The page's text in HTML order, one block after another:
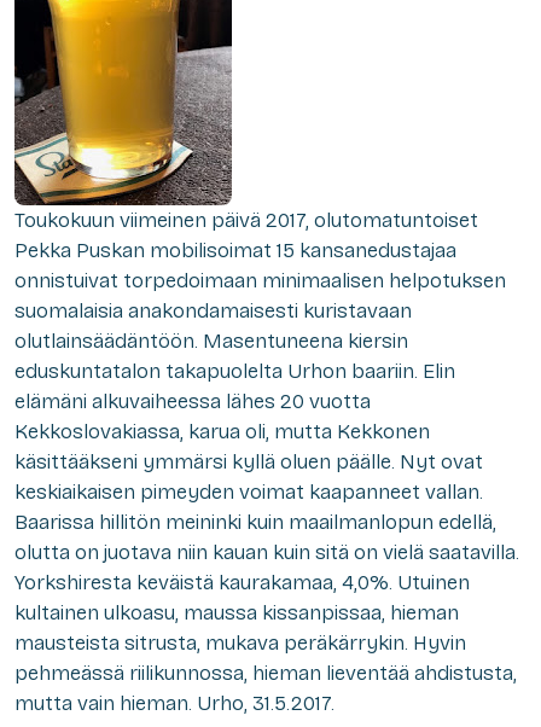
Toukokuun viimeinen päivä 2017, olutomatuntoiset
Pekka Puskan mobilisoimat 15 kansanedustajaa
onnistuivat torpedoimaan minimaalisen helpotuksen
suomalaisia anakondamaisesti kuristavaan
olutlainsäädäntöön. Masentuneena kiersin
eduskuntatalon takapuolelta Urhon baariin. Elin
elämäni alkuvaiheessa lähes 20 vuotta
Kekkoslovakiassa, karua oli, mutta Kekkonen
käsittääkseni ymmärsi kyllä oluen päälle. Nyt ovat
keskiaikaisen pimeyden voimat kaapanneet vallan.
Baarissa hillitön meininki kuin maailmanlopun edellä,
olutta on juotava niin kauan kuin sitä on vielä saatavilla.
Yorkshiresta keväistä kaurakamaa, 4,0%. Utuinen
kultainen ulkoasu, maussa kissanpissaa, hieman
mausteista sitrusta, mukava peräkärrykin. Hyvin
pehmeässä riilikunnossa, hieman lieventää ahdistusta,
mutta vain hieman. Urho, 31.5.2017.